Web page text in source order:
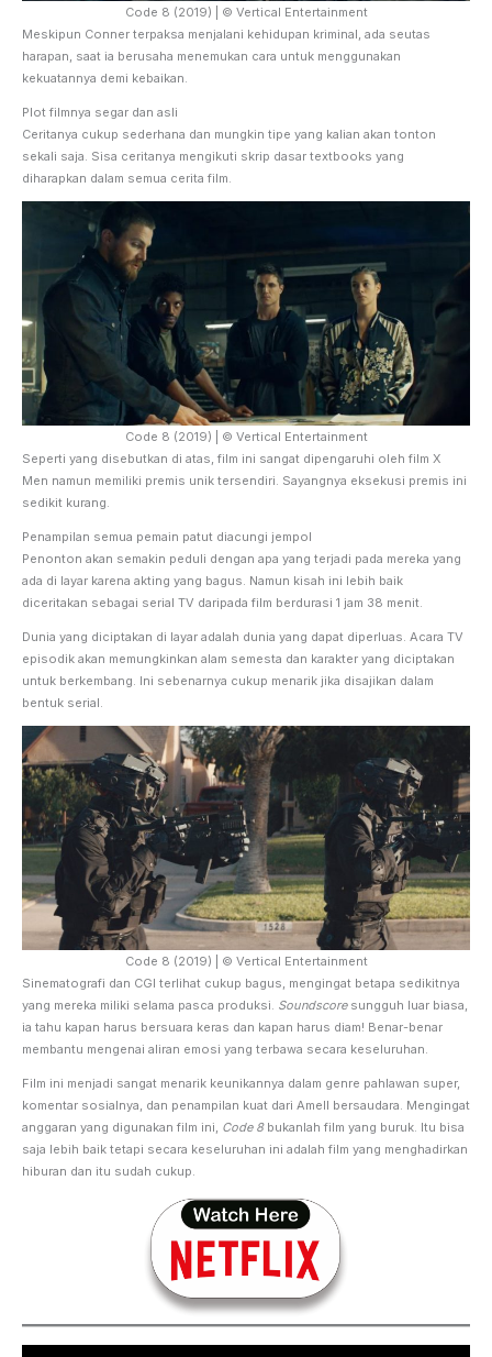
Code 8 (2019) | © Vertical Entertainment
Meskipun Conner terpaksa menjalani kehidupan kriminal, ada seutas
harapan, saat ia berusaha menemukan cara untuk menggunakan
kekuatannya demi kebaikan.
Plot filmnya segar dan asli
Ceritanya cukup sederhana dan mungkin tipe yang kalian akan tonton
sekali saja. Sisa ceritanya mengikuti skrip dasar textbooks yang
diharapkan dalam semua cerita film.
Code 8 (2019) | © Vertical Entertainment
Seperti yang disebutkan di atas, film ini sangat dipengaruhi oleh film X
Men namun memiliki premis unik tersendiri. Sayangnya eksekusi premis ini
sedikit kurang.
Penampilan semua pemain patut diacungi jempol
Penonton akan semakin peduli dengan apa yang terjadi pada mereka yang
ada di layar karena akting yang bagus. Namun kisah ini lebih baik
diceritakan sebagai serial TV daripada film berdurasi 1 jam 38 menit.
Dunia yang diciptakan di layar adalah dunia yang dapat diperluas. Acara TV
episodik akan memungkinkan alam semesta dan karakter yang diciptakan
untuk berkembang. Ini sebenarnya cukup menarik jika disajikan dalam
bentuk serial.
Code 8 (2019) | © Vertical Entertainment
Sinematografi dan CGI terlihat cukup bagus, mengingat betapa sedikitnya
yang mereka miliki selama pasca produksi. Soundscoresungguh luar biasa,
ia tahu kapan harus bersuara keras dan kapan harus diam! Benar-benar
membantu mengenai aliran emosi yang terbawa secara keseluruhan.
Film ini menjadi sangat menarik keunikannya dalam genre pahlawan super,
komentar sosialnya, dan penampilan kuat dari Amell bersaudara. Mengingat
anggaran yang digunakan film ini, Code 8bukanlah film yang buruk. Itu bisa
saja lebih baik tetapi secara keseluruhan ini adalah film yang menghadirkan
hiburan dan itu sudah cukup.